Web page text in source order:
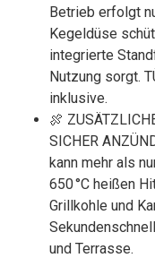
Betrieb erfolgt
Kegeldüse
integrierte
Nutzung sorgt.
inklusive.
🍖
SICHER
kann mehr als
650 °C heißen
Grillkohle und
und Terrasse.